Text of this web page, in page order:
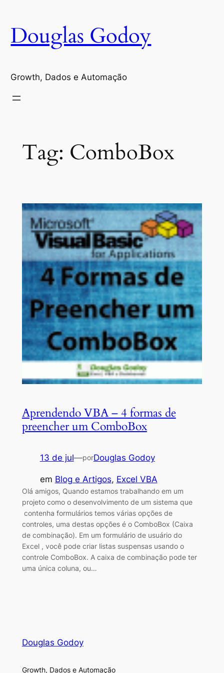
conteúdo
Douglas Godoy
Growth, Dados e Automação
Tag: ComboBox
Aprendendo VBA – 4 formas de
preencher um ComboBox
13 de jul—porDouglas Godoy
em Blog e Artigos, Excel VBA
Olá amigos, Quando estamos trabalhando em um
projeto como o desenvolvimento de um sistema que
contenha formulários temos várias opções de
controles, uma destas opções é o ComboBox (Caixa
de combinação). Em um formulário de usuário do
Excel , você pode criar listas suspensas usando o
controle ComboBox. A caixa de combinação pode ter
uma única coluna, ou…
Douglas Godoy
Growth, Dados e Automação